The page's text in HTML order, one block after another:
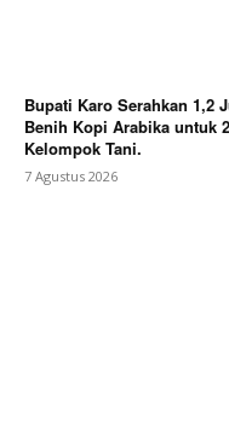
Bupati Karo Serahkan 1,2
Benih Kopi Arabika untuk
Kelompok Tani.
7 Agustus 2026